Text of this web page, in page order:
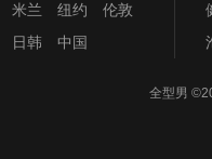
米兰 纽约
伦敦
日韩 中国
全型男